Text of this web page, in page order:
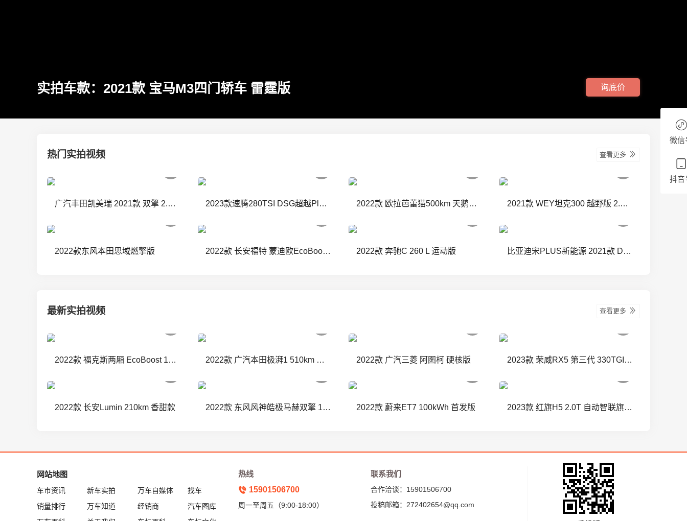
实拍车款：2021款 宝马M3四门轿车 雷霆版 询底价
热门实拍视频 查看更多
广汽丰田凯美瑞 2021款 双擎 2.5HGVP 领先版 2023款速腾280TSI DSG超越Plus版（车型暂无） 2022款 欧拉芭蕾猫500km 天鹅湖版 2021款 WEY坦克300 越野版 2.0T 征服者
2022款东风本田思域燃擎版 2022款 长安福特 蒙迪欧EcoBoost 245 至尊型 2022款 奔驰C 260 L 运动版 比亚迪宋PLUS新能源 2021款 DM-i 110KM 旗舰PLUS
最新实拍视频 查看更多
2022款 福克斯两厢 EcoBoost 180 自动ST Line 2022款 广汽本田极湃1 510km 绽极版 2022款 广汽三菱 阿图柯 硬核版 2023款 荣威RX5 第三代 330TGI NGP智驾版
2022款 长安Lumin 210km 香甜款 2022款 东风风神皓极马赫双擎 1.5T MHD 敢梦版 2022款 蔚来ET7 100kWh 首发版 2023款 红旗H5 2.0T 自动智联旗领版
微信
抖音
网站地图
车市资讯 新车实拍 万车自媒体
找车
销量排行
万车知道 经销商
汽车图库
热线
15901506700
周一至周五（9:00-18:00）
联系我们
合作洽谈：15901506700
投稿邮箱：272402654@qq.com